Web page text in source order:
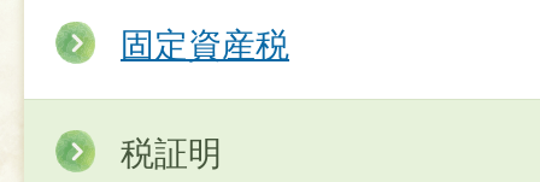
固定資産税
税証明